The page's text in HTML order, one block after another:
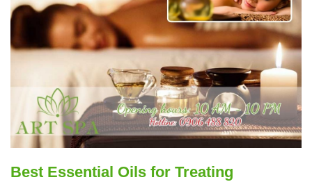
Best Essential Oils for Treating